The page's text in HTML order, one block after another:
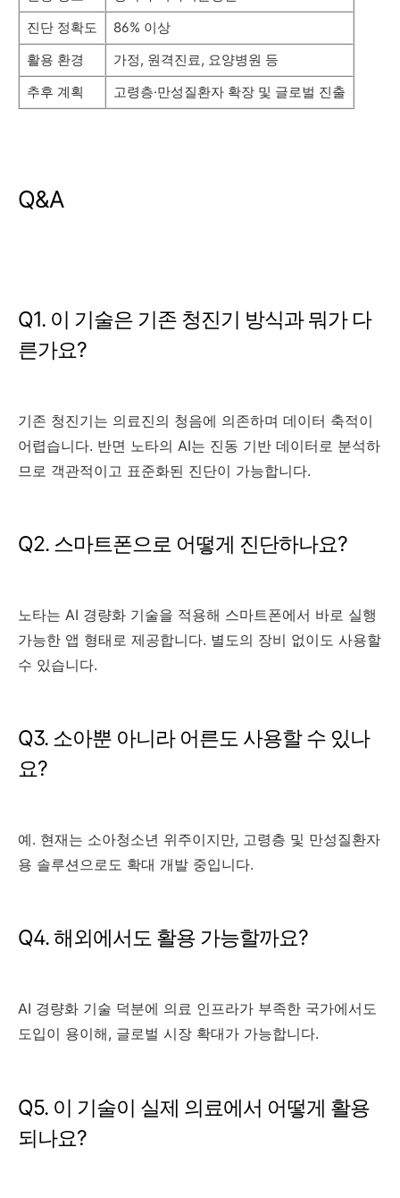
진단 정확도
86% 이상
활용 환경
가정, 원격진료, 요양병원 등
추후 계획
고령층·만성질환자 확장 및 글로벌 진출
Q&A
Q1. 이 기술은 기존 청진기 방식과 뭐가 다
른가요?
기존 청진기는 의료진의 청음에 의존하며 데이터 축적이
어렵습니다. 반면 노타의 AI는 진동 기반 데이터로 분석하
므로 객관적이고 표준화된 진단이 가능합니다.
Q2. 스마트폰으로 어떻게 진단하나요?
노타는 AI 경량화 기술을 적용해 스마트폰에서 바로 실행
가능한 앱 형태로 제공합니다. 별도의 장비 없이도 사용할
수 있습니다.
Q3. 소아뿐 아니라 어른도 사용할 수 있나
요?
예. 현재는 소아청소년 위주이지만, 고령층 및 만성질환자
용 솔루션으로도 확대 개발 중입니다.
Q4. 해외에서도 활용 가능할까요?
AI 경량화 기술 덕분에 의료 인프라가 부족한 국가에서도
도입이 용이해, 글로벌 시장 확대가 가능합니다.
Q5. 이 기술이 실제 의료에서 어떻게 활용
되나요?